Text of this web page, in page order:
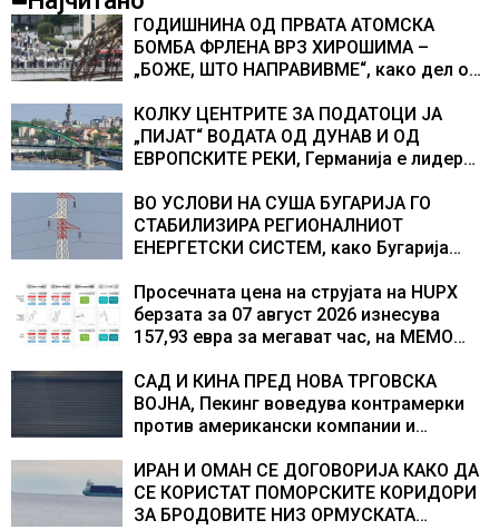
ГОДИШНИНА ОД ПРВАТА АТОМСКА
БОМБА ФРЛЕНА ВРЗ ХИРОШИМА –
„БОЖЕ, ШТО НАПРАВИВМЕ“, како дел од
учесниците во бомбардирањето го
доживуваа овој настан што го промени
текот на историјата
КОЛКУ ЦЕНТРИТЕ ЗА ПОДАТОЦИ ЈА
„ПИЈАТ“ ВОДАТА ОД ДУНАВ И ОД
ЕВРОПСКИТЕ РЕКИ, Германија е лидер
центри за податоци
ВО УСЛОВИ НА СУША БУГАРИЈА ГО
СТАБИЛИЗИРА РЕГИОНАЛНИОТ
ЕНЕРГЕТСКИ СИСТЕМ, како Бугарија
складирање на енергија од батерии
Просечната цена на струјата на HUPX
берзата за 07 август 2026 изнесува
157,93 евра за мегават час, на МЕМО
САД И КИНА ПРЕД НОВА ТРГОВСКА
ВОЈНА, Пекинг воведува контрамерки
против американски компании и
ИРАН И ОМАН СЕ ДОГОВОРИЈА КАКО ДА
СЕ КОРИСТАТ ПОМОРСКИТЕ КОРИДОРИ
ЗА БРОДОВИТЕ НИЗ ОРМУСКАТА